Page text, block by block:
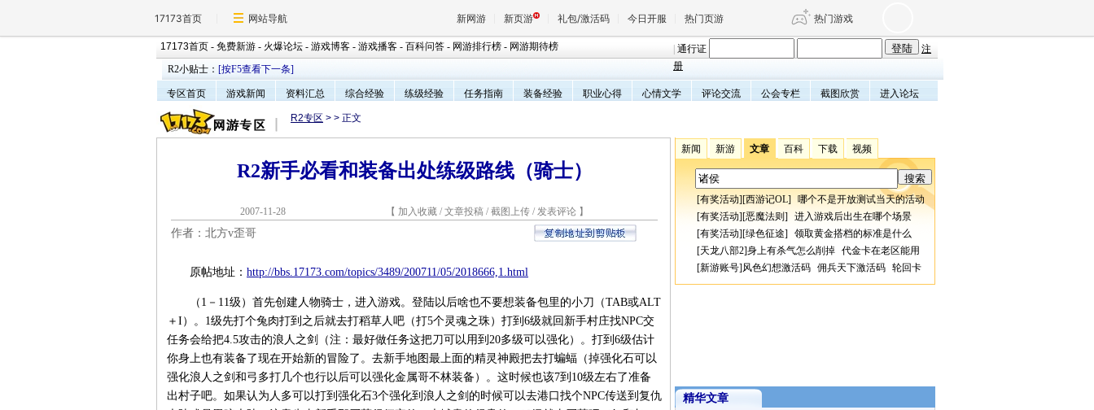
17173首页 网站导航 新网游 新页游 礼包/激活码 今日开服 热门页游 热门游戏
魔兽 DNF 传奇4
天堂 剑网3旗舰版 新天龙八部
王权与自由 诛仙世界 仙剑世界
17173首页 - 免费新游 - 火爆论坛 - 游戏博客 - 游戏播客 - 百科问答 - 网游排行榜 - 网游期待榜 通行证
注
册
R2小贴士： [按F5查看下一条]
专区首页 游戏新闻 资料汇总 综合经验 练级经验 任务指南 装备经验 职业心得 心情文学 评论交流 公会专栏 截图欣赏 进入论坛
R2专区 > > 正文
R2新手必看和装备出处练级路线（骑士）
2007-11-28 【 加入收藏 / 文章投稿 / 截图上传 / 发表评论 】
作者：北方v歪哥
原帖地址： http://bbs.17173.com/topics/3489/200711/05/2018666,1.html
（1－11级）首先创建人物骑士，进入游戏。登陆以后啥也不要想装备包里的小刀（TAB或ALT
＋I）。1级先打个兔肉打到之后就去打稻草人吧（打5个灵魂之珠）打到6级就回新手村庄找NPC交
任务会给把4.5攻击的浪人之剑（注：最好做任务这把刀可以用到20多级可以强化）。打到6级估计
你身上也有装备了现在开始新的冒险了。去新手地图最上面的精灵神殿把去打蝙蝠（掉强化石可以
强化浪人之剑和弓多打几个也行以后可以强化金属哥不林装备）。这时候也该7到10级左右了准备
出村子吧。如果认为人多可以打到强化石3个强化到浪人之剑的时候可以去港口找个NPC传送到复仇
新闻 新游 文章 百科 下载 视频
[有奖活动][西游记OL] 哪个不是开放测试当天的活动
[有奖活动][恶魔法则 ] 进入游戏后出生在哪个场景
[有奖活动][绿色征途] 领取黄金搭档的标准是什么
[天龙八部2]身上有杀气怎么削掉 代金卡在老区能用
[新游账号]风色幻想激活码 佣兵天下激活码 轮回卡
精华文章